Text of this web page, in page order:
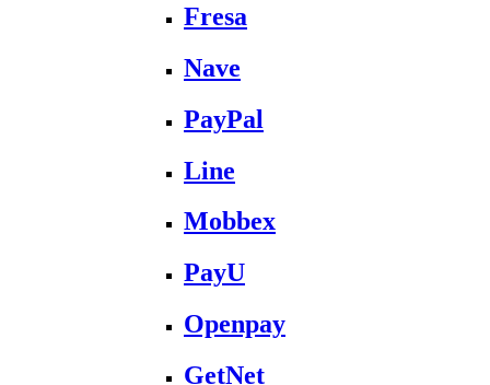
Fresa
Nave
PayPal
Line
Mobbex
PayU
Openpay
GetNet